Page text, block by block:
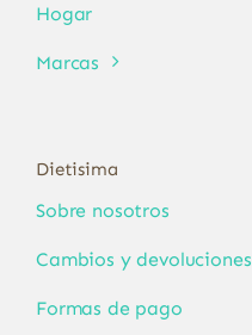
Hogar
Marcas
Dietisima
Sobre nosotros
Cambios y devoluciones
Formas de pago